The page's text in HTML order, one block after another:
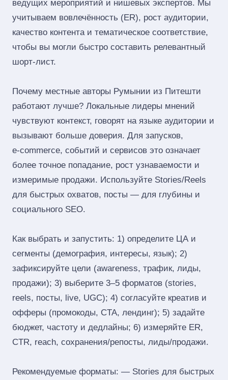
ведущих мероприятий и нишевых экспертов. Мы
учитываем вовлечённость (ER), рост аудитории,
качество контента и тематическое соответствие,
чтобы вы могли быстро составить релевантный
шорт‑лист.
Почему местные авторы Румынии из Питешти
работают лучше? Локальные лидеры мнений
чувствуют контекст, говорят на языке аудитории и
вызывают больше доверия. Для запусков,
e‑commerce, событий и сервисов это означает
более точное попадание, рост узнаваемости и
измеримые продажи. Используйте Stories/Reels
для быстрых охватов, посты — для глубины и
социального SEO.
Как выбрать и запустить: 1) определите ЦА и
сегменты (демография, интересы, язык); 2)
зафиксируйте цели (awareness, трафик, лиды,
продажи); 3) выберите 3–5 форматов (stories,
reels, посты, live, UGC); 4) согласуйте креатив и
офферы (промокоды, CTA, лендинг); 5) задайте
бюджет, частоту и дедлайны; 6) измеряйте ER,
CTR, reach, сохранения/репосты, лиды/продажи.
Рекомендуемые форматы: — Stories для быстрых